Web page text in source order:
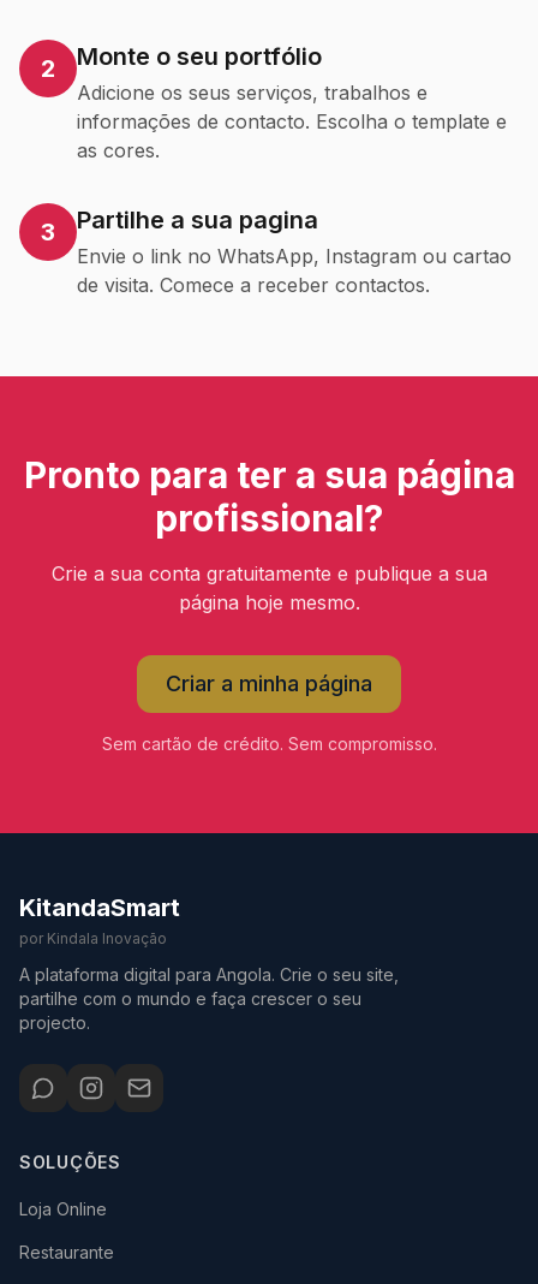
2 Monte o seu portfólio
Adicione os seus serviços, trabalhos e
informações de contacto. Escolha o template e
as cores.
3 Partilhe a sua pagina
Envie o link no WhatsApp, Instagram ou cartao
de visita. Comece a receber contactos.
Pronto para ter a sua página
profissional?
Crie a sua conta gratuitamente e publique a sua
página hoje mesmo.
Criar a minha página
Sem cartão de crédito. Sem compromisso.
KitandaSmart
por Kindala Inovação
A plataforma digital para Angola. Crie o seu site,
partilhe com o mundo e faça crescer o seu
projecto.
SOLUÇÕES
Loja Online
Restaurante